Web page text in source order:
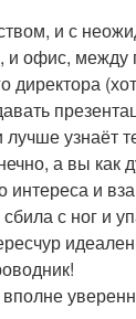
и с
и офис, между
директора
узнаёт
а вы как
интереса и
с ног и